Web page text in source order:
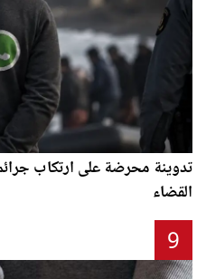
تدوينة محرضة على ارتكاب
القضاء
9